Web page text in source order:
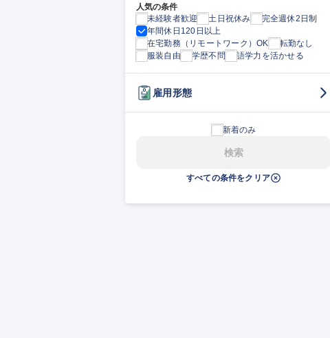
人気の条件
未経験者歓迎
土日祝休み
完全週休2日制
年間休日120日以上
在宅勤務（リモートワーク）OK
転勤なし
服装自由
学歴不問 語学力を活かせる
雇用形態
新着のみ
検索
すべての条件をクリア